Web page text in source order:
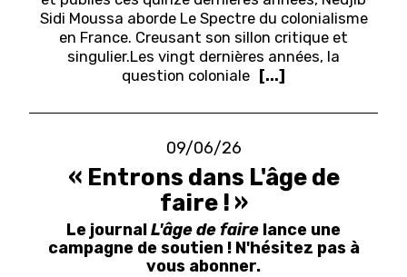
Sidi Moussa aborde Le Spectre du colonialisme
en France. Creusant son sillon critique et
singulier.Les vingt dernières années, la
question coloniale
[...]
09/06/26
« Entrons dans L'âge de
faire ! »
Le journalL'âge de faire lance une
campagne de soutien ! N'hésitez pas à
vous abonner.